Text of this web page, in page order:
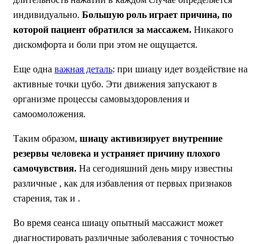
индивидуально. Большую роль играет причина, по
которой пациент обратился за массажем. Никакого
дискомфорта и боли при этом не ощущается.
Еще одна важная деталь: при шиацу идет воздействие на
активные точки цубо. Эти движения запускают в
организме процессы самовыздоровления и
самоомоложения.
Таким образом, шиацу активизирует внутренние
резервы человека и устраняет причину плохого
самочувствия. На сегодняшний день миру известны
различные , как для избавления от первых признаков
старения, так и .
Во время сеанса шиацу опытный массажист может
диагностировать различные заболевания с точностью